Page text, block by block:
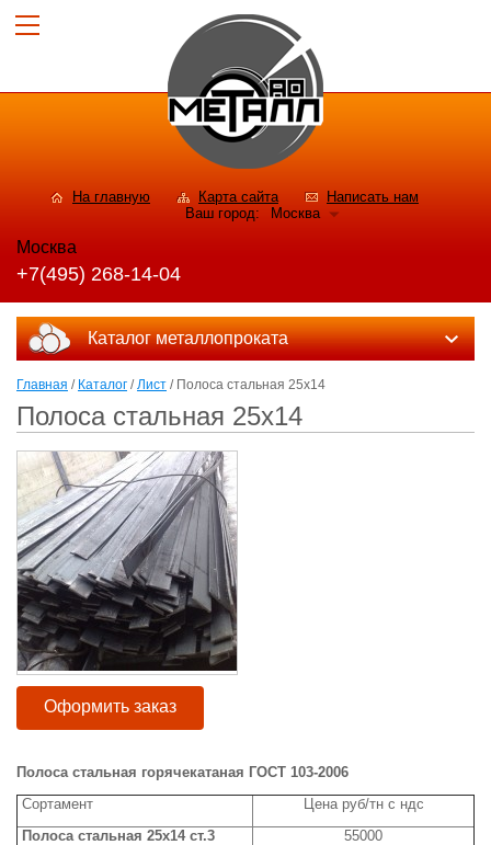
На главную Карта сайта
Написать нам
Ваш город:
Москва
Москва
+7(495) 268-14-04
Каталог металлопроката
Главная / Каталог /Лист / Полоса стальная 25х14
Полоса стальная 25х14
Оформить заказ
Полоса стальная горячекатаная ГОСТ 103-2006
Сортамент
Цена руб/тн с ндс
Полоса стальная 25х14 ст.3
55000